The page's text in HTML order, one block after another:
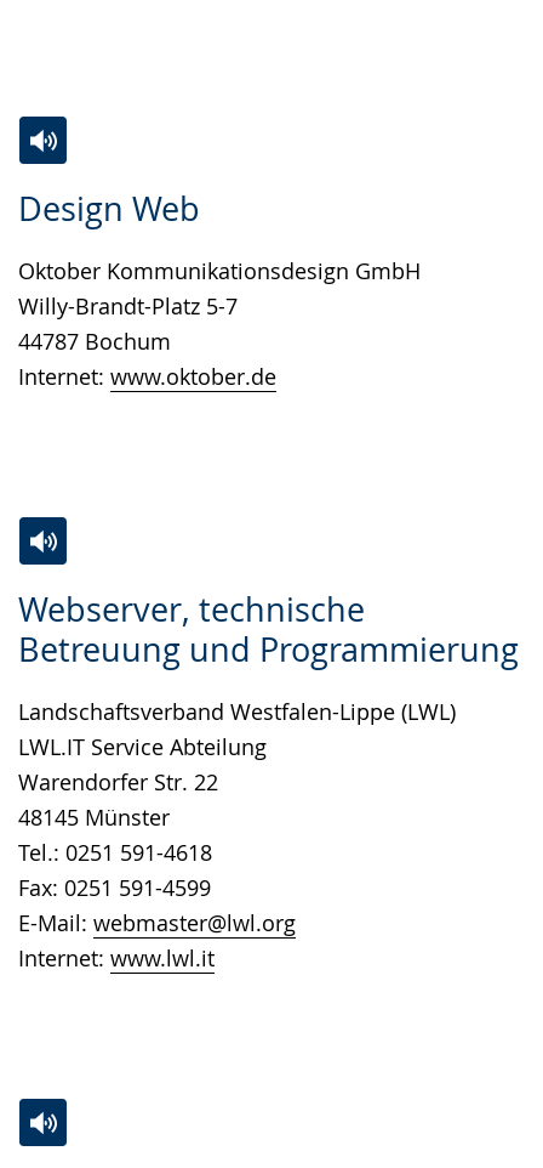
Design Web
Oktober Kommunikationsdesign GmbH
Willy-Brandt-Platz 5-7
44787 Bochum
Internet: www.oktober.de
Leichten
wechseln.
Audio-
Video
Deutscher
Gebärdensprache
wird
angezeigt.
Webserver, technische
Betreuung und Programmierung
Landschaftsverband Westfalen-Lippe (LWL)
LWL.IT Service Abteilung
Warendorfer Str. 22
48145 Münster
Tel.: 0251 591-4618
Fax: 0251 591-4599
E-Mail: webmaster@lwl.org
Internet: www.lwl.it
Leichten
Sprache
Audio-
Unterstützung.
Video
in
Gebärdensprache
wird
angezeigt.